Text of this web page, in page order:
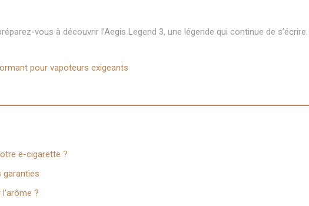
vous à découvrir l’Aegis Legend 3, une légende qui continue de s’écrire.
pour vapoteurs exigeants
e-cigarette ?
garanties
?